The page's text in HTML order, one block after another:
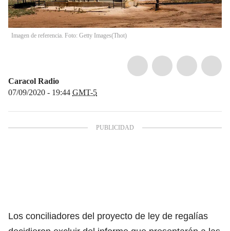
Imagen de referencia. Foto: Getty Images(Thot)
Caracol Radio
07/09/2020 - 19:44 GMT-5
Los conciliadores del proyecto de ley de regalías